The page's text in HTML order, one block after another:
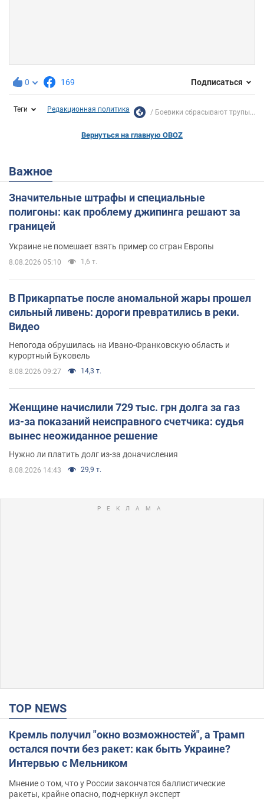
0 169 Подписаться
Теги Редакционная политика Боевики сбрасывают трупы...
Вернуться на главную OBOZ
Важное
Значительные штрафы и специальные
полигоны: как проблему джипинга решают за
границей
Украине не помешает взять пример со стран Европы
8.08.2026 05:10 1,6 т.
В Прикарпатье после аномальной жары прошел
сильный ливень: дороги превратились в реки.
Видео
Непогода обрушилась на Ивано-Франковскую область и
курортный Буковель
8.08.2026 09:27 14,3 т.
Женщине начислили 729 тыс. грн долга за газ
из-за показаний неисправного счетчика: судья
вынес неожиданное решение
Нужно ли платить долг из-за доначисления
8.08.2026 14:43 29,9 т.
TOP NEWS
Кремль получил "окно возможностей", а Трамп
остался почти без ракет: как быть Украине?
Интервью с Мельником
Мнение о том, что у России закончатся баллистические
ракеты, крайне опасно, подчеркнул эксперт